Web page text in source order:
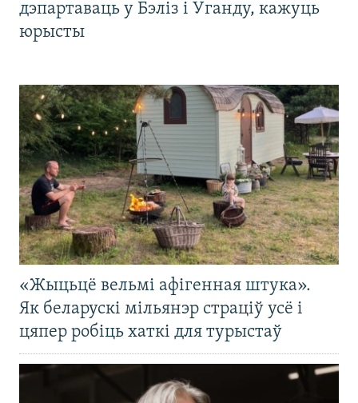
дэпартаваць у Бэліз і Ўганду, кажуць
юрысты
«Жыцьцё вельмі афігенная штука».
Як беларускі мільянэр страціў усё і
цяпер робіць хаткі для турыстаў